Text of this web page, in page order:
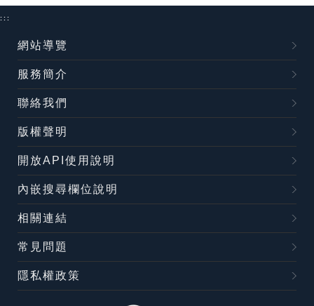
:::
網站導覽
服務簡介
聯絡我們
版權聲明
開放API使用說明
內嵌搜尋欄位說明
相關連結
常見問題
隱私權政策